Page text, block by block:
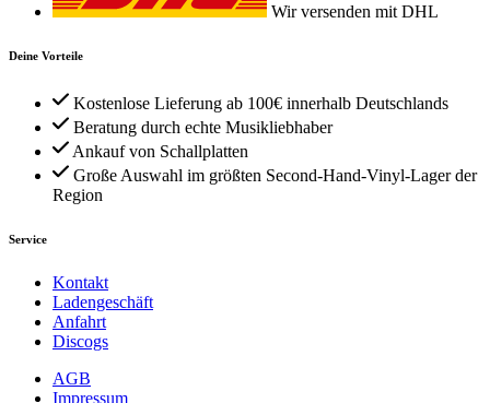
Wir versenden mit DHL
Deine Vorteile
Kostenlose Lieferung ab 100€ innerhalb Deutschlands
Beratung durch echte Musikliebhaber
Ankauf von Schallplatten
Große Auswahl im größten Second-Hand-Vinyl-Lager der
Region
Service
Kontakt
Ladengeschäft
Anfahrt
Discogs
AGB
Impressum